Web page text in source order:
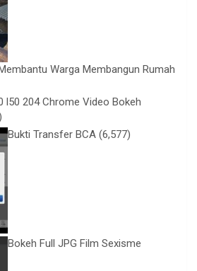
Warga Membangun Rumah
l50 204 Chrome Video Bokeh
Bukti Transfer BCA (6,577)
Bokeh Full JPG Film Sexisme